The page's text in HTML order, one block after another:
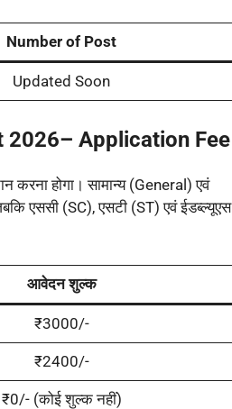
Number of Post
Updated Soon
2026– Application Fee
होगा। सामान्य (General) एवं
एससी (SC), एसटी (ST) एवं ईडब्ल्यूएस
आवेदन शुल्क
₹3000/-
₹2400/-
₹0/- (कोई शुल्क नहीं)